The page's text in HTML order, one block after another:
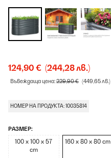
124,90 € (244,28 лв.)
Въвеждаща цена:229,90 € (449,65 лв.)
НОМЕР НА ПРОДУКТА: 10035814
РАЗМЕР:
100 x 100 x 57
cm
160 x 80 x 80 cm